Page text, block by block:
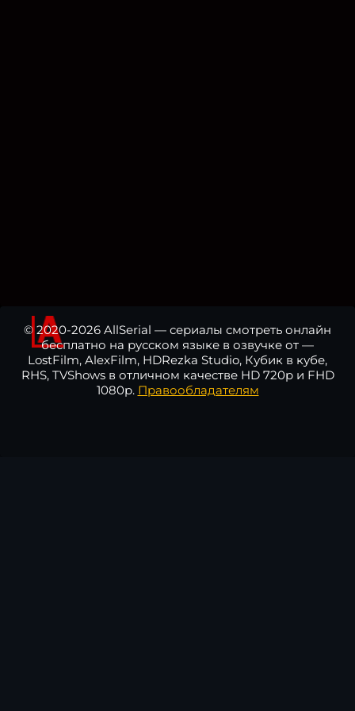
© 2020-2026 AllSerial — сериалы смотреть онлайн
бесплатно на русском языке в озвучке от —
LostFilm, AlexFilm, HDRezka Studio, Кубик в кубе,
RHS, TVShows в отличном качестве HD 720p и FHD
1080p. Правообладателям